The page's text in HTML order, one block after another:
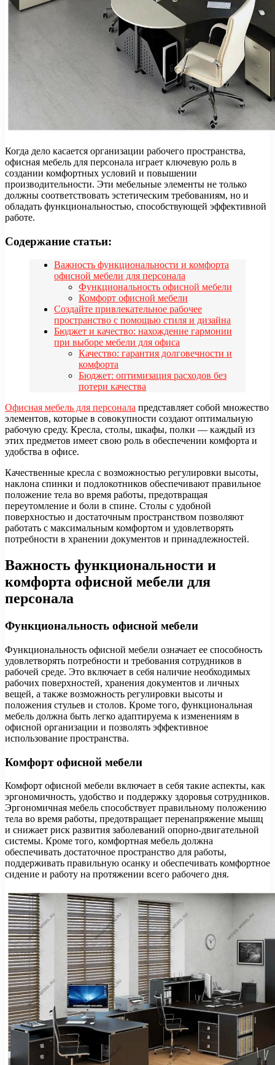
Когда дело касается организации рабочего пространства,
офисная мебель для персонала играет ключевую роль в
создании комфортных условий и повышении
производительности. Эти мебельные элементы не только
должны соответствовать эстетическим требованиям, но и
обладать функциональностью, способствующей эффективной
работе.
Содержание статьи:
Важность функциональности и комфорта
офисной мебели для персонала
Функциональность офисной мебели
Комфорт офисной мебели
Создайте привлекательное рабочее
пространство с помощью стиля и дизайна
Бюджет и качество: нахождение гармонии
при выборе мебели для офиса
Качество: гарантия долговечности и
комфорта
Бюджет: оптимизация расходов без
потери качества
Офисная мебель для персонала представляет собой множество
элементов, которые в совокупности создают оптимальную
рабочую среду. Кресла, столы, шкафы, полки — каждый из
этих предметов имеет свою роль в обеспечении комфорта и
удобства в офисе.
Качественные кресла с возможностью регулировки высоты,
наклона спинки и подлокотников обеспечивают правильное
положение тела во время работы, предотвращая
переутомление и боли в спине. Столы с удобной
поверхностью и достаточным пространством позволяют
работать с максимальным комфортом и удовлетворять
потребности в хранении документов и принадлежностей.
Важность функциональности и
комфорта офисной мебели для
персонала
Функциональность офисной мебели
Функциональность офисной мебели означает ее способность
удовлетворять потребности и требования сотрудников в
рабочей среде. Это включает в себя наличие необходимых
рабочих поверхностей, хранения документов и личных
вещей, а также возможность регулировки высоты и
положения стульев и столов. Кроме того, функциональная
мебель должна быть легко адаптируема к изменениям в
офисной организации и позволять эффективное
использование пространства.
Комфорт офисной мебели
Комфорт офисной мебели включает в себя такие аспекты, как
эргономичность, удобство и поддержку здоровья сотрудников.
Эргономичная мебель способствует правильному положению
тела во время работы, предотвращает перенапряжение мышц
и снижает риск развития заболеваний опорно-двигательной
системы. Кроме того, комфортная мебель должна
обеспечивать достаточное пространство для работы,
поддерживать правильную осанку и обеспечивать комфортное
сидение и работу на протяжении всего рабочего дня.